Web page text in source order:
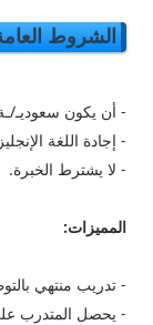
الشروط
- أن يكون سعوديـ/
- إجادة اللغة
- لا يشترط الخبرة.
المميزات:
- تدريب منتهي
- يحصل المتدرب